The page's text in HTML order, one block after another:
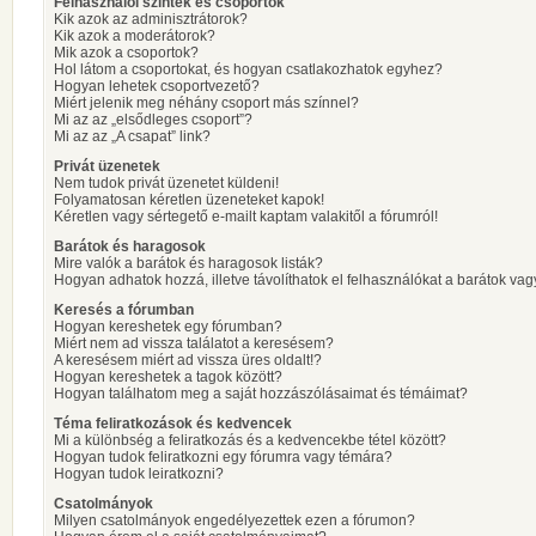
Kik azok az adminisztrátorok?
Kik azok a moderátorok?
Mik azok a csoportok?
Hol látom a csoportokat, és hogyan csatlakozhatok egyhez?
Hogyan lehetek csoportvezető?
Miért jelenik meg néhány csoport más színnel?
Mi az az „elsődleges csoport”?
Mi az az „A csapat” link?
Privát üzenetek
Nem tudok privát üzenetet küldeni!
Folyamatosan kéretlen üzeneteket kapok!
Kéretlen vagy sértegető e-mailt kaptam valakitől a fórumról!
Barátok és haragosok
Mire valók a barátok és haragosok listák?
Hogyan adhatok hozzá, illetve távolíthatok el felhasználókat a barátok
Keresés a fórumban
Hogyan kereshetek egy fórumban?
Miért nem ad vissza találatot a keresésem?
A keresésem miért ad vissza üres oldalt!?
Hogyan kereshetek a tagok között?
Hogyan találhatom meg a saját hozzászólásaimat és témáimat?
Téma feliratkozások és kedvencek
Mi a különbség a feliratkozás és a kedvencekbe tétel között?
Hogyan tudok feliratkozni egy fórumra vagy témára?
Hogyan tudok leiratkozni?
Csatolmányok
Milyen csatolmányok engedélyezettek ezen a fórumon?